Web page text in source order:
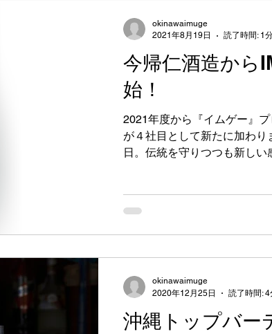
今帰仁酒造から
始！
2021年度から『イムゲー』
が４社目として新たに加わり
日。伝統を守りつつも新し
okinawaimuge
2021年8月19日
読了時間: 1
沖縄トップバー
okinawaimuge
2020年12月25日
読了時間: 4